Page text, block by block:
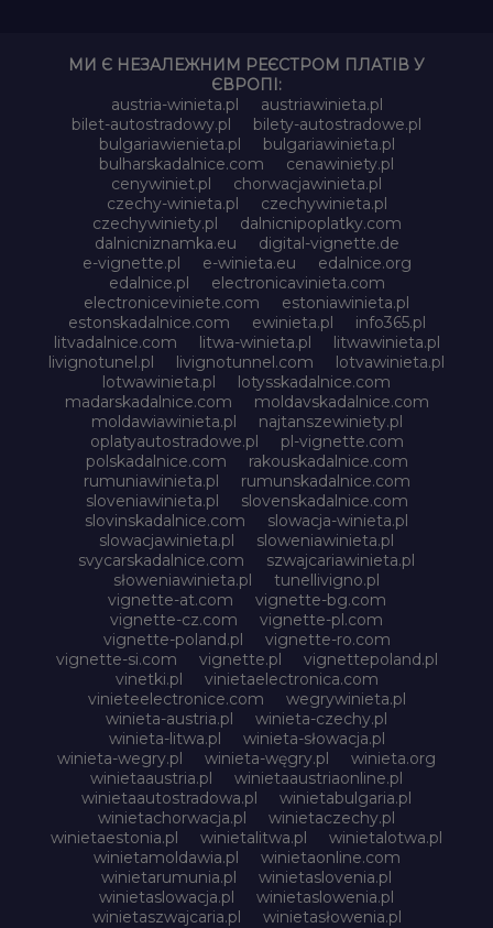
МИ Є НЕЗАЛЕЖНИМ РЕЄСТРОМ ПЛАТІВ У
ЄВРОПІ:
austria-winieta.pl
austriawinieta.pl
bilet-autostradowy.pl
bilety-autostradowe.pl
bulgariawienieta.pl
bulgariawinieta.pl
bulharskadalnice.com
cenawiniety.pl
cenywiniet.pl
chorwacjawinieta.pl
czechy-winieta.pl
czechywinieta.pl
czechywiniety.pl
dalnicnipoplatky.com
dalnicniznamka.eu
digital-vignette.de
e-vignette.pl
e-winieta.eu
edalnice.org
edalnice.pl
electronicavinieta.com
electroniceviniete.com
estoniawinieta.pl
estonskadalnice.com
ewinieta.pl
info365.pl
litvadalnice.com
litwa-winieta.pl
litwawinieta.pl
livignotunel.pl
livignotunnel.com
lotvawinieta.pl
lotwawinieta.pl
lotysskadalnice.com
madarskadalnice.com
moldavskadalnice.com
moldawiawinieta.pl
najtanszewiniety.pl
oplatyautostradowe.pl
pl-vignette.com
polskadalnice.com
rakouskadalnice.com
rumuniawinieta.pl
rumunskadalnice.com
sloveniawinieta.pl
slovenskadalnice.com
slovinskadalnice.com
slowacja-winieta.pl
slowacjawinieta.pl
sloweniawinieta.pl
svycarskadalnice.com
szwajcariawinieta.pl
słoweniawinieta.pl
tunellivigno.pl
vignette-at.com
vignette-bg.com
vignette-cz.com
vignette-pl.com
vignette-poland.pl
vignette-ro.com
vignette-si.com
vignette.pl
vignettepoland.pl
vinetki.pl
vinietaelectronica.com
vinieteelectronice.com
wegrywinieta.pl
winieta-austria.pl
winieta-czechy.pl
winieta-litwa.pl
winieta-słowacja.pl
winieta-wegry.pl
winieta-węgry.pl
winieta.org
winietaaustria.pl
winietaaustriaonline.pl
winietaautostradowa.pl
winietabulgaria.pl
winietachorwacja.pl
winietaczechy.pl
winietaestonia.pl
winietalitwa.pl
winietalotwa.pl
winietamoldawia.pl
winietaonline.com
winietarumunia.pl
winietaslovenia.pl
winietaslowacja.pl
winietaslowenia.pl
winietaszwajcaria.pl
winietasłowenia.pl